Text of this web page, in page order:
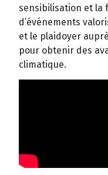
sensibilisation et la
d’événements
et le plaidoyer
pour obtenir des
climatique.